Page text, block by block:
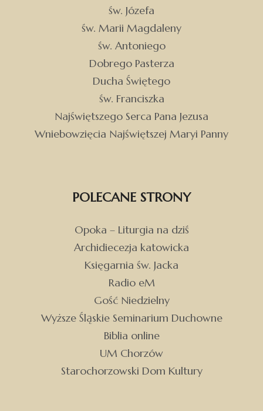
św. Józefa
św. Marii Magdaleny
św. Antoniego
Dobrego Pasterza
Ducha Świętego
św. Franciszka
Najświętszego Serca Pana Jezusa
Wniebowzięcia Najświętszej Maryi Panny
POLECANE STRONY
Opoka – Liturgia na dziś
Archidiecezja katowicka
Księgarnia św. Jacka
Radio eM
Gość Niedzielny
Wyższe Śląskie Seminarium Duchowne
Biblia online
UM Chorzów
Starochorzowski Dom Kultury